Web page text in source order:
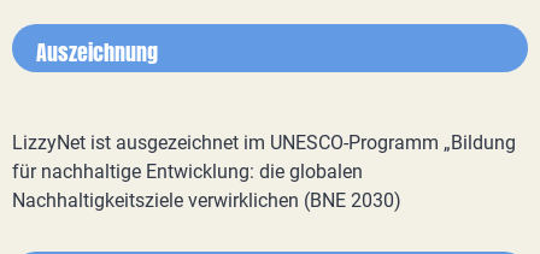
Auszeichnung
LizzyNet ist ausgezeichnet im UNESCO-Programm „Bildung
für nachhaltige Entwicklung: die globalen
Nachhaltigkeitsziele verwirklichen (BNE 2030)